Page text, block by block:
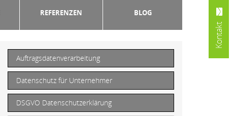
REFERENZEN BLOG
Auftragsdatenverarbeitung
Datenschutz für Unternehmer
DSGVO Datenschutzerklärung
Kontakt